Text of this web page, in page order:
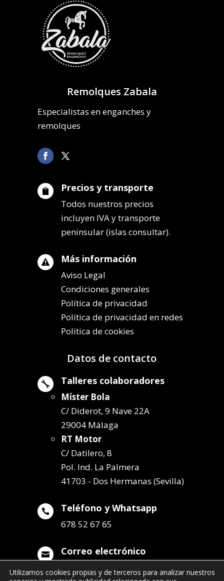
Remolques Zabala
Especialistas en enganches y
remolques
 Precios y transporte
Todos nuestros precios
incluyen IVA y transporte
peninsular (islas consultar).
 Más información
Aviso Legal
Condiciones generales
Política de privacidad
Política de privacidad en redes
Política de cookies
Datos de contacto
 Talleres colaboradores
Míster Bola
C/ Diderot, 9 Nave 22A
29004 Málaga
RT Motor
C/ Datilero, 8
Pol. Ind. La Palmera
41703 - Dos Hermanas (Sevilla)
 Teléfono y Whatsapp
678 52 67 65
 Correo electrónico
info@remolqueszabala.com
Utilizamos cookies propias y de terceros para analizar nuestros